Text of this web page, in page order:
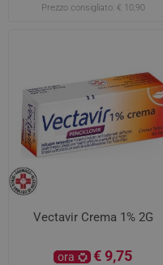
Prezzo consigliato: € 10,90
Vectavir Crema 1% 2G
ora € 9,75